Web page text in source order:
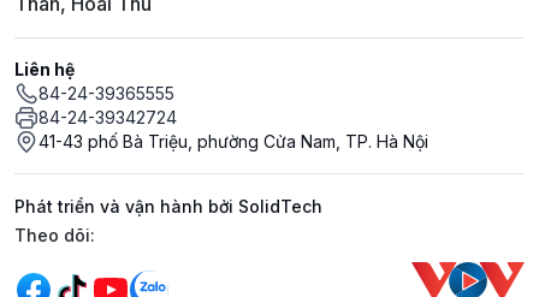
Liên hệ
84-24-39365555
84-24-39342724
41-43 phố Bà Triệu, phường Cửa Nam, TP. Hà Nội
Phát triển và vận hành bởi SolidTech
Mạng xã hội
Theo dõi: